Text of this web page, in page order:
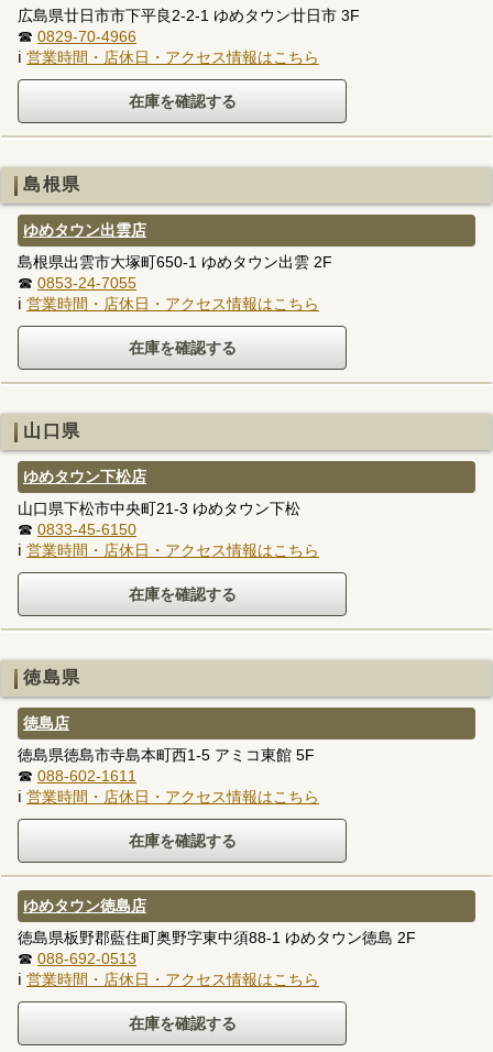
広島県廿日市市下平良2-2-1 ゆめタウン廿日市 3F
☎ 0829-70-4966
ℹ 営業時間・店休日・アクセス情報はこちら
島根県
ゆめタウン出雲店
島根県出雲市大塚町650-1 ゆめタウン出雲 2F
☎ 0853-24-7055
ℹ 営業時間・店休日・アクセス情報はこちら
山口県
ゆめタウン下松店
山口県下松市中央町21-3 ゆめタウン下松
☎ 0833-45-6150
ℹ 営業時間・店休日・アクセス情報はこちら
徳島県
徳島店
徳島県徳島市寺島本町西1-5 アミコ東館 5F
☎ 088-602-1611
ℹ 営業時間・店休日・アクセス情報はこちら
ゆめタウン徳島店
徳島県板野郡藍住町奥野字東中須88-1 ゆめタウン徳島 2F
☎ 088-692-0513
ℹ 営業時間・店休日・アクセス情報はこちら